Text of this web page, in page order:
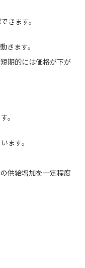
きます。
きます。
期的には価格が下が
。
ます。
供給増加を一定程度